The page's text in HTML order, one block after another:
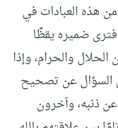
هذه العبادات في
فترى ضميره يقظًا
والحرام، وإذا
السؤال عن تصحيح
ذنبه، وآخرون